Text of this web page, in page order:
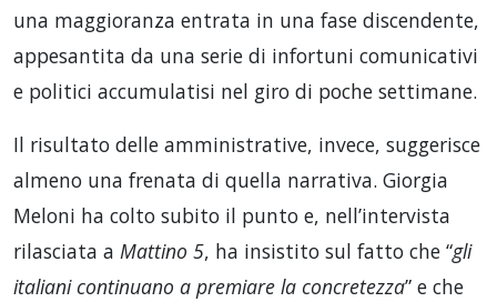
una maggioranza entrata in una fase discendente,
appesantita da una serie di infortuni comunicativi
e politici accumulatisi nel giro di poche settimane.
Il risultato delle amministrative, invece, suggerisce
almeno una frenata di quella narrativa. Giorgia
Meloni ha colto subito il punto e, nell’intervista
rilasciata a Mattino 5, ha insistito sul fatto che “gli
italiani continuano a premiare la concretezza” e che